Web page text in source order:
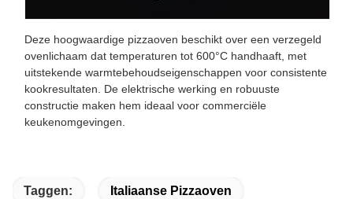
Deze hoogwaardige pizzaoven beschikt over een verzegeld
ovenlichaam dat temperaturen tot 600°C handhaaft, met
uitstekende warmtebehoudseigenschappen voor consistente
kookresultaten. De elektrische werking en robuuste
constructie maken hem ideaal voor commerciële
keukenomgevingen.
Taggen: Italiaanse Pizzaoven